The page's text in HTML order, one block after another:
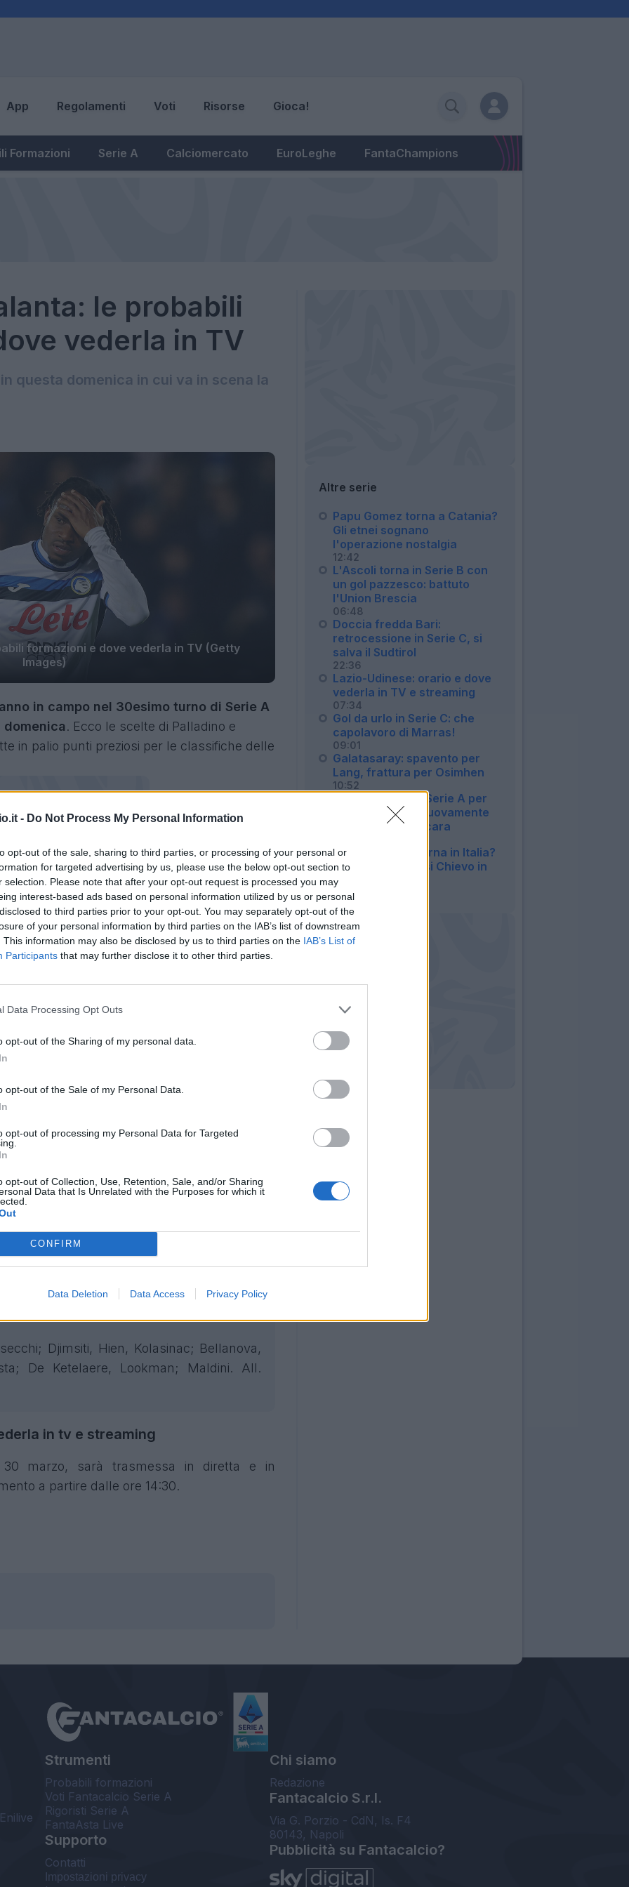
- Do Not Process My Personal Information
opt-out of the sale, sharing to third parties, or processing of your personal or
for targeted advertising by us, please use the below opt-out section to
selection. Please note that after your opt-out request is processed you may
interest-based ads based on personal information utilized by us or personal
to third parties prior to your opt-out. You may separately opt-out of the
of your personal information by third parties on the IAB’s list of downstream
This information may also be disclosed by us to third parties on the IAB’s List of
Participants that may further disclose it to other third parties.
Data Processing Opt Outs
opt-out of the Sharing of my personal data.
opt-out of the Sale of my Personal Data.
opt-out of processing my Personal Data for Targeted
opt-out of Collection, Use, Retention, Sale, and/or Sharing
Data that Is Unrelated with the Purposes for which it
CONFIRM
Data Deletion Data Access Privacy Policy
App Regolamenti Voti Risorse Gioca!
Formazioni Serie A Calciomercato EuroLeghe FantaChampions
le probabili
vederla in TV
questa domenica in cui va in scena la
formazioni e dove vederla in TV (Getty
Images)
in campo nel 30esimo turno di Serie A
domenica. Ecco le scelte di Palladino e
in palio punti preziosi per le classifiche delle
Atalanta
schierare l'11 che ha steso la Juve nel
Fagioli e Mandragora ai lati del metronomo
e Gosens. Terzetto di difesa guidato da
Ederson,
che Retegui. Mister Gasperini in attacco
e Lookman assieme a Daniel Maldini. In
fascia invece Bellanova resta tallonato da
un fastidio alla caviglia lamentato nei giorni
formazioni
Pongracic, Marì, Ranieri; Dodò, Cataldi,
Kean. All. Palladino.
Djimsiti, Hien, Kolasinac; Bellanova,
De Ketelaere, Lookman; Maldini. All.
in tv e streaming
30 marzo, sarà trasmessa in diretta e in
a partire dalle ore 14:30.
Altre serie
Papu Gomez torna a Catania?
Gli etnei sognano
l'operazione nostalgia
12:42
L'Ascoli torna in Serie B con
un gol pazzesco: battuto
l'Union Brescia
06:48
Doccia fredda Bari:
retrocessione in Serie C, si
salva il Sudtirol
22:36
Lazio-Udinese: orario e dove
vederla in TV e streaming
07:34
Gol da urlo in Serie C: che
capolavoro di Marras!
09:01
Galatasaray: spavento per
Lang, frattura per Osimhen
10:52
Niente ritorno in Serie A per
Insigne: vestirà nuovamente
la maglia del Pescara
Douglas Costa torna in Italia?
Clamorosa ipotesi Chievo in
Serie D
23:22
Strumenti
Probabili formazioni
Voti Fantacalcio Serie A
Rigoristi Serie A
FantaAsta Live
Supporto
Contatti
Impostazioni privacy
Chi siamo
Redazione
Fantacalcio S.r.l.
Via G. Porzio - CdN, Is. F4
80143, Napoli
Pubblicità su Fantacalcio?